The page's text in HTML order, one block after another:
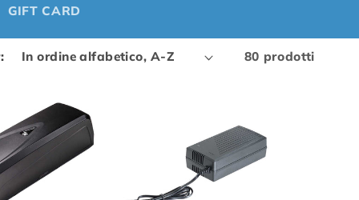
GIFT CARD
/
A
r
a
g
e
o
80 prodotti